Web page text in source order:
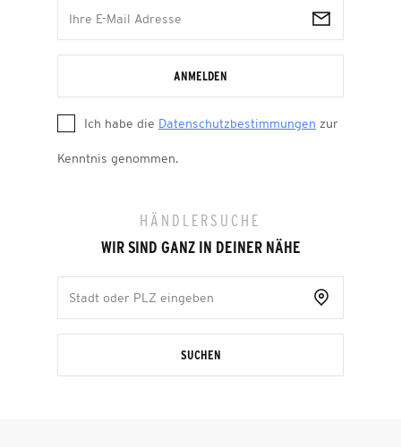
ANMELDEN
Ich habe die Datenschutzbestimmungen zur
Kenntnis genommen.
HÄNDLERSUCHE
WIR SIND GANZ IN DEINER NÄHE
SUCHEN